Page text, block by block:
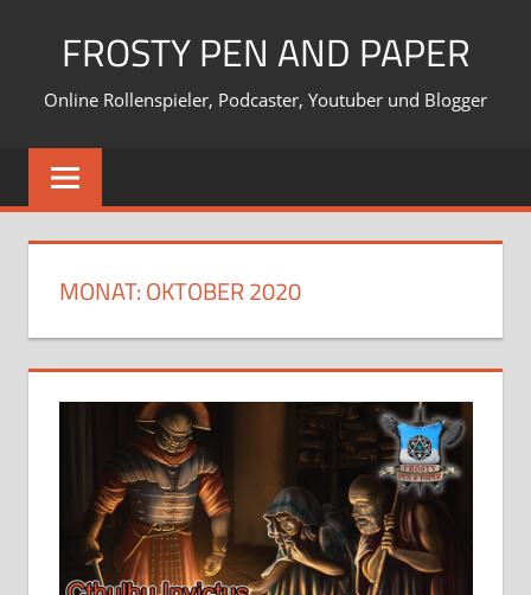
FROSTY PEN AND PAPER
Online Rollenspieler, Podcaster, Youtuber und Blogger
MONAT:OKTOBER 2020